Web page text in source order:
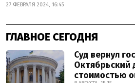
27 ФЕВРАЛЯ 2024, 16:45
ГЛАВНОЕ СЕГОДНЯ
Суд вернул
Октябрьский
стоимостью